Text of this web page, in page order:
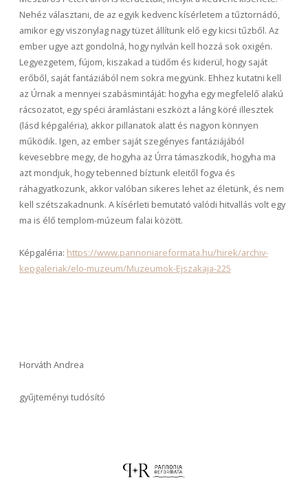
Nehéz választani, de az egyik kedvenc kísérletem a tűztornádó,
amikor egy viszonylag nagy tüzet állítunk elő egy kicsi tűzből. Az
ember ugye azt gondolná, hogy nyilván kell hozzá sok oxigén.
Legyezgetem, fújom, kiszakad a tüdőm és kiderül, hogy saját
erőből, saját fantáziából nem sokra megyünk. Ehhez kutatni kell
az Úrnak a mennyei szabásmintáját: hogyha egy megfelelő alakú
rácsozatot, egy spéci áramlástani eszközt a láng köré illesztek
(lásd képgaléria), akkor pillanatok alatt és nagyon könnyen
működik. Igen, az ember saját szegényes fantáziájából
kevesebbre megy, de hogyha az Úrra támaszkodik, hogyha ma
azt mondjuk, hogy tebenned bíztunk eleitől fogva és
ráhagyatkozunk, akkor valóban sikeres lehet az életünk, és nem
kell szétszakadnunk. A kísérleti bemutató valódi hitvallás volt egy
ma is élő templom-múzeum falai között.
Képgaléria: https://www.pannoniareformata.hu/hirek/archiv-
kepgaleriak/elo-muzeum/Muzeumok-Ejszakaja-225
Horváth Andrea
gyűjteményi tudósító